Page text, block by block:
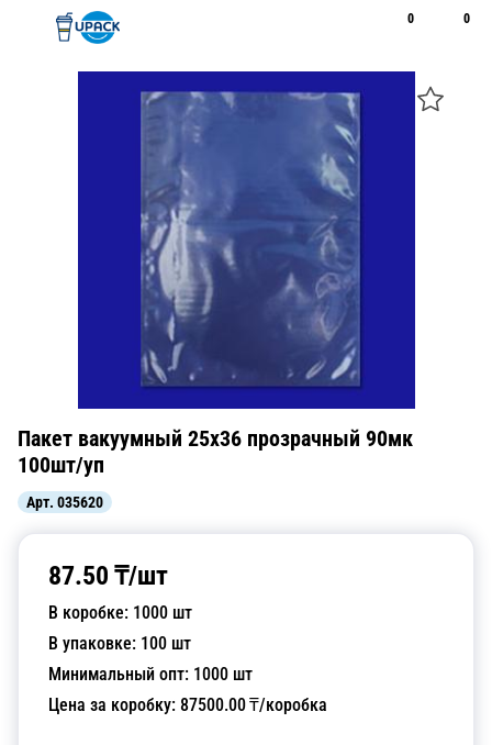
0 0
Пакет вакуумный 25х36 прозрачный 90мк
100шт/уп
Арт. 035620
87.50 ₸/шт
В коробке: 1000 шт
В упаковке: 100 шт
Минимальный опт: 1000 шт
Цена за коробку: 87500.00₸/коробка